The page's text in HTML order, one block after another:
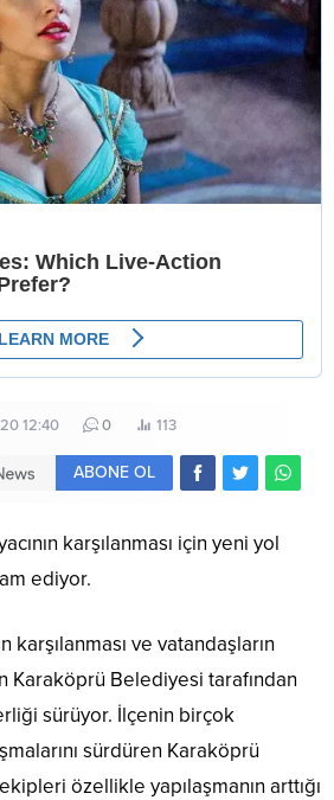
12:40 0 113
ABONE OL
karşılanması için yeni yol
ediyor.
karşılanması ve vatandaşların
Karaköprü Belediyesi tarafından
sürüyor. İlçenin birçok
sürdüren Karaköprü
özellikle yapılaşmanın arttığı